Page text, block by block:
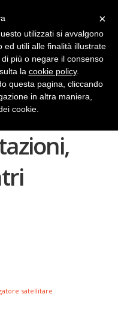
anche
satellitare
×
utilizzati si avvalgono
ed utili alle finalità illustrate
più o negare il consenso
la cookie policy.
questa pagina, cliccando
in altra maniera,
cookie.